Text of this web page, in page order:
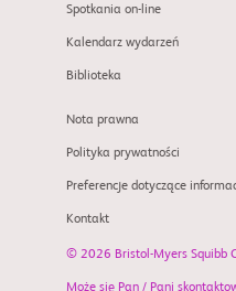
Spotkania on-line
Kalendarz wydarzeń
Biblioteka
Nota prawna
Polityka prywatności
Preferencje dotyczące
Kontakt
© 2026 Bristol-Myers Squibb
Może się Pan / Pani